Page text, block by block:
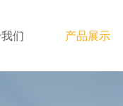
们 产品展示